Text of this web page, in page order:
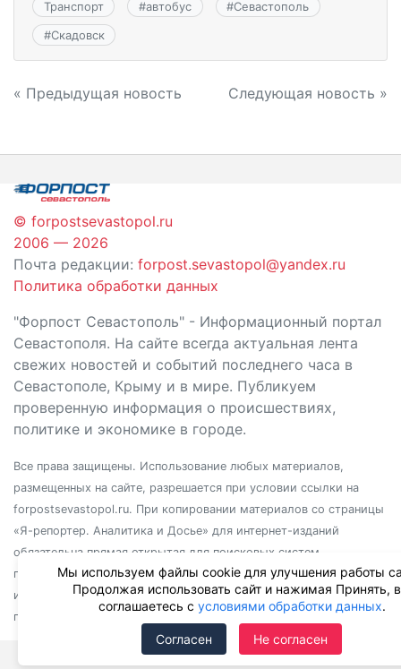
Транспорт #автобус #Севастополь
#Скадовск
Навигация
записям
« Предыдущая новость Следующая новость »
© forpostsevastopol.ru
2006 — 2026
Почта редакции: forpost.sevastopol@yandex.ru
Политика обработки данных
"Форпост Севастополь" - Информационный портал
Севастополя. На сайте всегда актуальная лента
свежих новостей и событий последнего часа в
Севастополе, Крыму и в мире. Публикуем
проверенную информация о происшествиях,
политике и экономике в городе.
Все права защищены. Использование любых материалов,
размещенных на сайте, разрешается при условии ссылки на
forpostsevastopol.ru. При копировании материалов со страницы
«Я-репортер. Аналитика и Досье» для интернет-изданий
обязательна прямая открытая для поисковых систем
гиперссылка. Независимо от полного или частичного
использования материалов, ссылка должна быть размещена в
подзаголовке или первом абзаце материала.
Мы используем файлы cookie для улучшения работы
Продолжая использовать сайт и нажимая Принять,
соглашаетесь с условиями обработки данных.
Согласен Не согласен